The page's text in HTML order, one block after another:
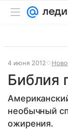
4 июня 2012
Библия
необычный
ожирения.